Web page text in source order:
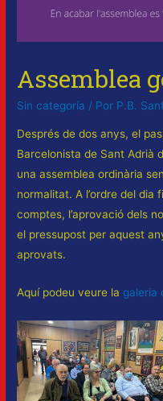
Assemblea
Sin categoría / Por P.B.
Després de dos anys, el
Barcelonista de Sant Adrià
una assemblea ordinària
normalitat. A l’ordre del dia
comptes, l’aprovació dels
el pressupost per aquest
aprovats.
Aquí podeu veure la galeria